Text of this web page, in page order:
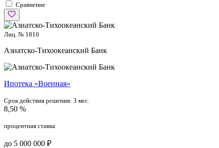
Сравнение
Лиц. № 1810
Азиатско-Тихоокеанский Банк
Ипотека «Военная»
Срок действия решения: 3 мес.
8,50 %
процентная ставка
до 5 000 000 ₽